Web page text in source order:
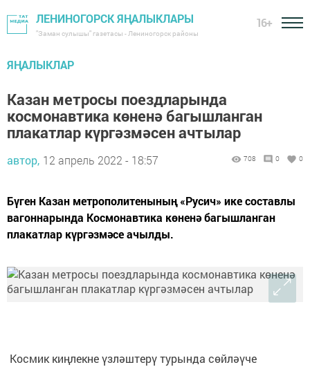
ЛЕНИНОГОРСК ЯҢАЛЫКЛАРЫ
"Заман сулышы" газетасы - Лениногорск районы
16+
ЯҢАЛЫКЛАР
Казан метросы поездларында
космонавтика көненә багышланган
плакатлар күргәзмәсен ачтылар
автор, 12 апрель 2022 - 18:57 708 0 0
Бүген Казан метрополитенының «Русич» ике составлы
вагоннарында Космонавтика көненә багышланган
плакатлар күргәзмәсе ачылды.
Космик киңлекне үзләштерү турында сөйләүче